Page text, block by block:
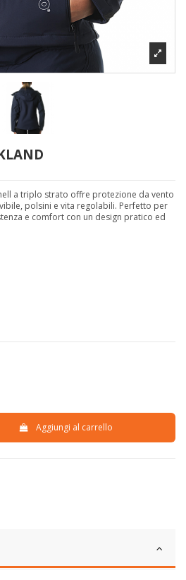
a triplo strato offre protezione da vento
polsini e vita regolabili. Perfetto per
e comfort con un design pratico ed
Aggiungi al carrello